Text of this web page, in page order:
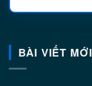
BÀI VIẾT MỚI